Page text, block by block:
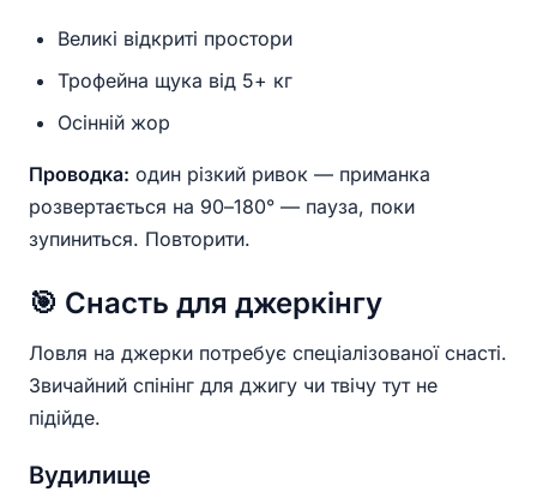
Великі відкриті простори
Трофейна щука від 5+ кг
Осінній жор
Проводка: один різкий ривок — приманка
розвертається на 90–180° — пауза, поки
зупиниться. Повторити.
🎯 Снасть для джеркінгу
Ловля на джерки потребує спеціалізованої снасті.
Звичайний спінінг для джигу чи твічу тут не
підійде.
Вудилище